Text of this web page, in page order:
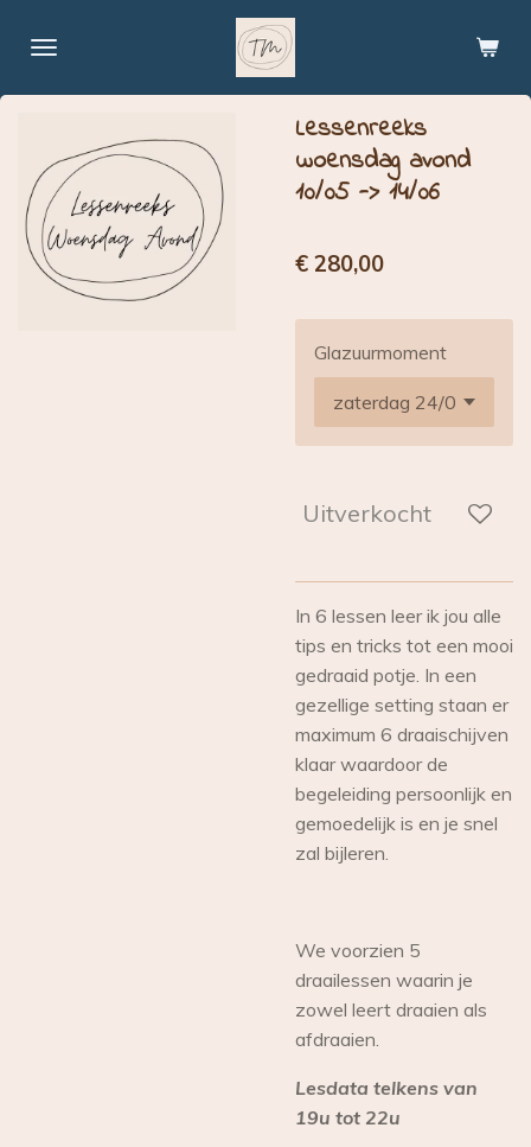
direct
hoofdinhoud
Lessenreeks
woensdag avond
10/05 -> 14/06
€ 280,00
Glazuurmoment
Uitverkocht
In 6 lessen leer ik jou alle
tips en tricks tot een mooi
gedraaid potje. In een
gezellige setting staan er
maximum 6 draaischijven
klaar waardoor de
begeleiding persoonlijk en
gemoedelijk is en je snel
zal bijleren.
We voorzien 5
draailessen waarin je
zowel leert draaien als
afdraaien.
Lesdata telkens van
19u tot 22u